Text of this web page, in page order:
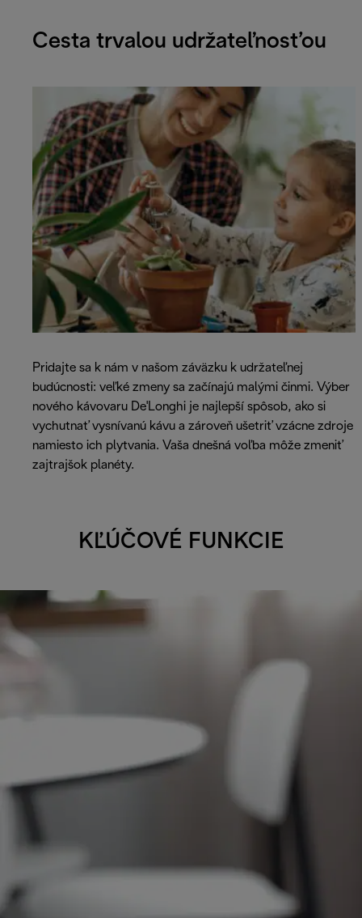
Cesta trvalou udržateľnosťou
Pridajte sa k nám v našom záväzku k udržateľnej
budúcnosti: veľké zmeny sa začínajú malými činmi. Výber
nového kávovaru De'Longhi je najlepší spôsob, ako si
vychutnať vysnívanú kávu a zároveň ušetriť vzácne zdroje
namiesto ich plytvania. Vaša dnešná voľba môže zmeniť
zajtrajšok planéty.
KĽÚČOVÉ FUNKCIE